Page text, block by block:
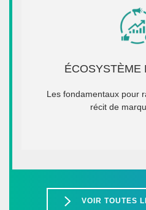
ÉCOSYSTÈME
Les fondamentaux pour
récit de
ÉCOSYSTÈME
Public cible
VOIR TOUTES